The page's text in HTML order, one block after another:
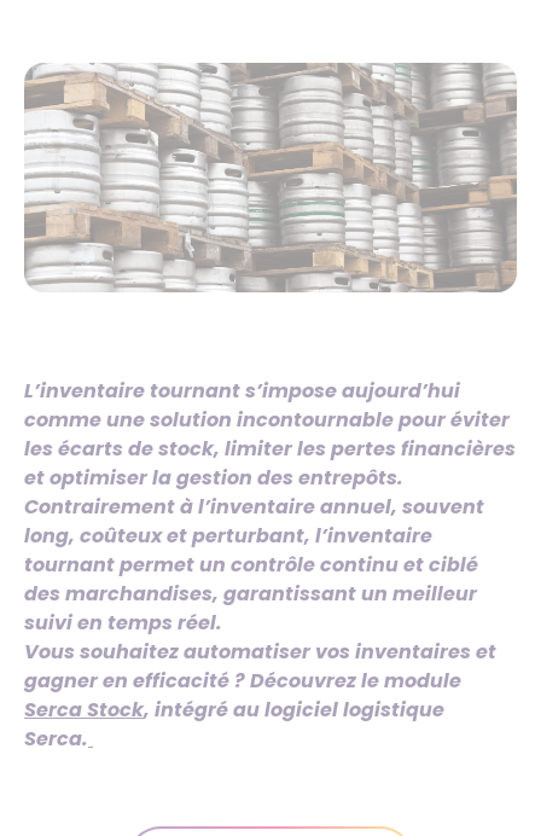
L’inventaire tournant s’impose aujourd’hui
comme une solution incontournable pour éviter
les écarts de stock, limiter les pertes financières
et optimiser la gestion des entrepôts.
Contrairement à l’inventaire annuel, souvent
long, coûteux et perturbant, l’inventaire
tournant permet un contrôle continu et ciblé
des marchandises, garantissant un meilleur
suivi en temps réel.
Vous souhaitez automatiser vos inventaires et
gagner en efficacité ? Découvrez le module
Serca Stock, intégré au logiciel logistique
Serca.